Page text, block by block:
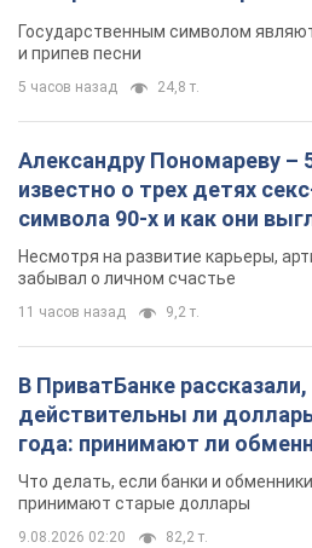
Государственным символом
и припев песни
5 часов назад 24,8 т.
Александру Пономареву –
известно о трех детях
символа 90-х и как они
Несмотря на развитие карьеры,
забывал о личном счастье
11 часов назад 9,2 т.
В ПриватБанке рассказали,
действительны ли
года: принимают ли
банки такие купюры
Что делать, если банки и
принимают старые доллары
9.08.2026 02:20 82,2 т.